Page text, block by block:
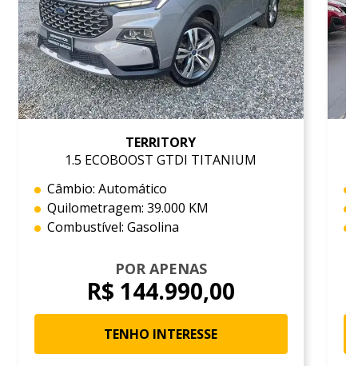
TERRITORY
1.5 ECOBOOST GTDI TITANIUM
Câmbio: Automático
Quilometragem: 39.000 KM
Combustível: Gasolina
POR APENAS
R$ 144.990,00
TENHO INTERESSE